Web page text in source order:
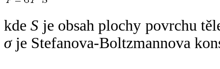
kdeS je obsah plochy povrchu
σje Stefanova-Boltzmannova